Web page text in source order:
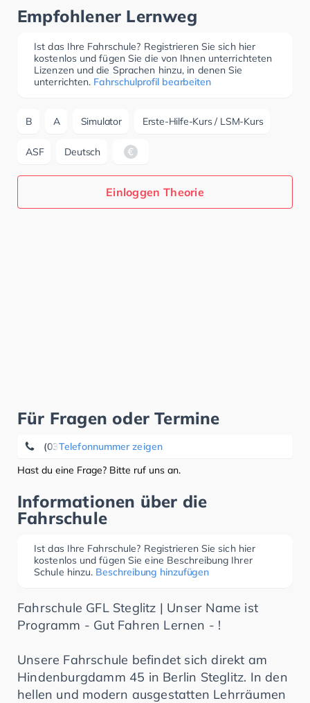
Empfohlener Lernweg
Ist das Ihre Fahrschule? Registrieren Sie sich hier
kostenlos und fügen Sie die von Ihnen unterrichteten
Lizenzen und die Sprachen hinzu, in denen Sie
unterrichten. Fahrschulprofil bearbeiten
B A Simulator Erste-Hilfe-Kurs / LSM-Kurs
ASF Deutsch
Einloggen Theorie
Für Fragen oder Termine
Telefonnummer zeigen
(03030) 12 77 28
Hast du eine Frage? Bitte ruf uns an.
Informationen über die
Fahrschule
Ist das Ihre Fahrschule? Registrieren Sie sich hier
kostenlos und fügen Sie eine Beschreibung Ihrer
Schule hinzu. Beschreibung hinzufügen
Fahrschule GFL Steglitz | Unser Name ist
Programm - Gut Fahren Lernen - !
Unsere Fahrschule befindet sich direkt am
Hindenburgdamm 45 in Berlin Steglitz. In den
hellen und modern ausgestatten Lehrräumen